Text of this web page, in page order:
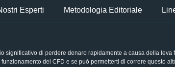
Esperti Metodologia Editoriale
significativo di perdere denaro rapidamente a causa della
dei CFD e se può permetterti di correre questo